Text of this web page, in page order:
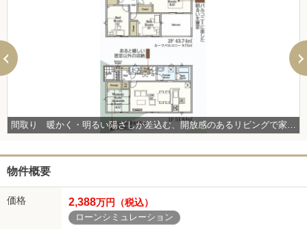
間取り 暖かく・明るい陽ざしが差込む、開放感のあるリビングで家族団らんステキな時間を♪ 図面と現況が異なる場合は現況優先とさせていただきます。
物件概要
価格 2,388万円（税込）
ローンシミュレーション